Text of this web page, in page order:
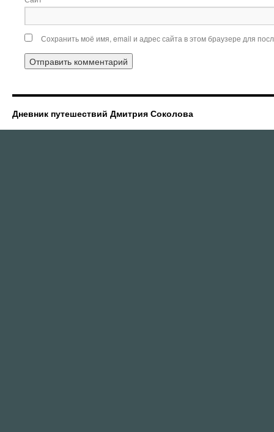
Сохранить моё имя, email и адрес сайта в этом браузере для
Дневник путешествий Дмитрия Соколова